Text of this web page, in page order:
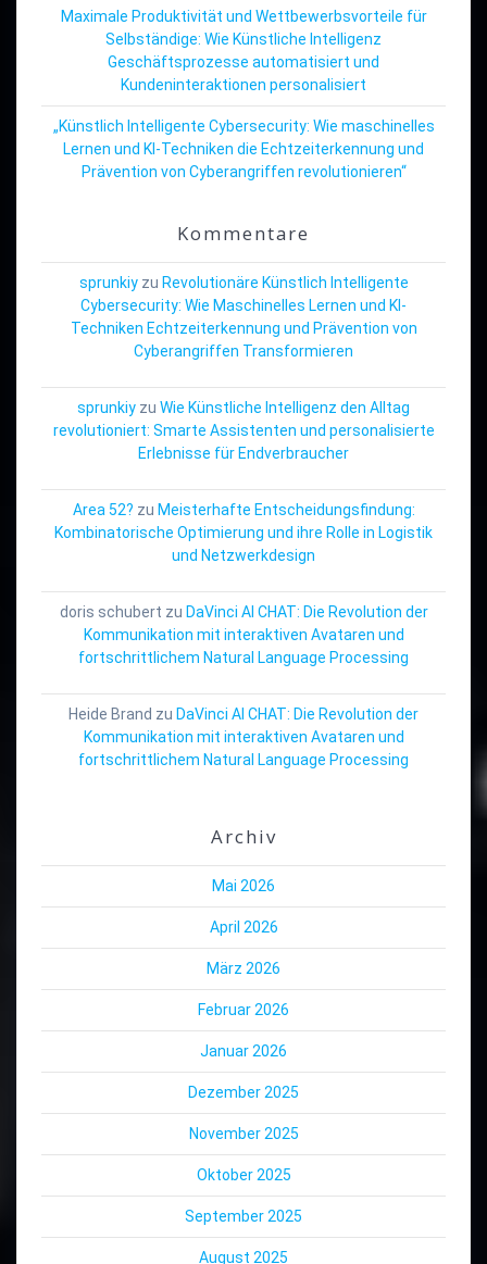
Maximale Produktivität und Wettbewerbsvorteile für
Selbständige: Wie Künstliche Intelligenz
Geschäftsprozesse automatisiert und
Kundeninteraktionen personalisiert
„Künstlich Intelligente Cybersecurity: Wie maschinelles
Lernen und KI-Techniken die Echtzeiterkennung und
Prävention von Cyberangriffen revolutionieren“
Kommentare
sprunkiyzu Revolutionäre Künstlich Intelligente
Cybersecurity: Wie Maschinelles Lernen und KI-
Techniken Echtzeiterkennung und Prävention von
Cyberangriffen Transformieren
sprunkiy zu Wie Künstliche Intelligenz den Alltag
revolutioniert: Smarte Assistenten und personalisierte
Erlebnisse für Endverbraucher
Area 52? zu Meisterhafte Entscheidungsfindung:
Kombinatorische Optimierung und ihre Rolle in Logistik
und Netzwerkdesign
doris schubert zu DaVinci AI CHAT: Die Revolution der
Kommunikation mit interaktiven Avataren und
fortschrittlichem Natural Language Processing
Heide Brand zu DaVinci AI CHAT: Die Revolution der
Kommunikation mit interaktiven Avataren und
fortschrittlichem Natural Language Processing
Archiv
Mai 2026
April 2026
März 2026
Februar 2026
Januar 2026
Dezember 2025
November 2025
Oktober 2025
September 2025
August 2025